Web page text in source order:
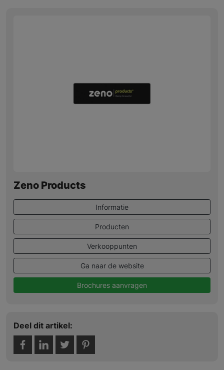
Zeno Products
Informatie
Producten
Verkooppunten
Ga naar de website
Brochures aanvragen
Deel dit artikel: